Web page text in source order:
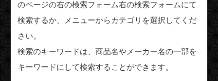
のページの右の検索フォーム右の検索フォームにて
検索するか、メニューからカテゴリを選択してくだ
さい。
検索のキーワードは、商品名やメーカー名の一部を
キーワードにして検索することができます。